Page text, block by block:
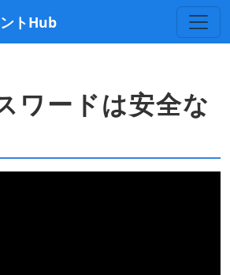
トHub
ワードは安全な